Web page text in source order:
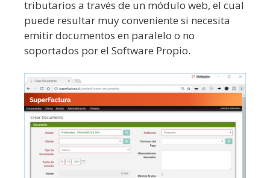
tributarios a través de un módulo web, el cual
puede resultar muy conveniente si necesita
emitir documentos en paralelo o no
soportados por el Software Propio.